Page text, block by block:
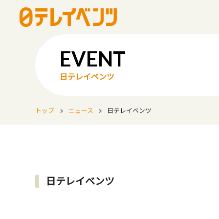
日テレイベンツ
トップ ニュース 日テレイベンツ
日テレイベンツ